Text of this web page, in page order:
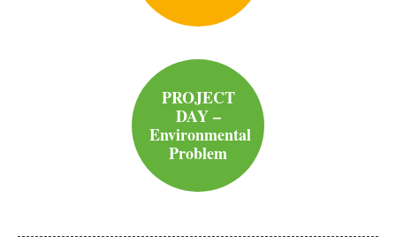
PROJECT
DAY –
Environmental
Problem